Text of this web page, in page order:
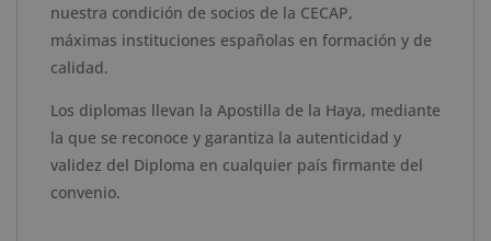
nuestra condición de socios de la CECAP,
máximas instituciones españolas en formación y de
calidad.
Los diplomas llevan la Apostilla de la Haya, mediante
la que se reconoce y garantiza la autenticidad y
validez del Diploma en cualquier país firmante del
convenio.